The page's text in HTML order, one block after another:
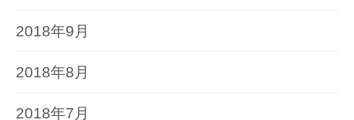
2018年9月
2018年8月
2018年7月